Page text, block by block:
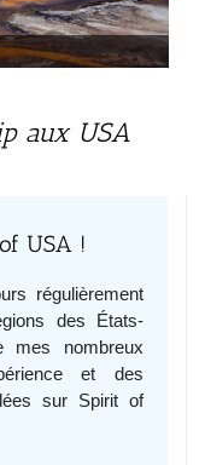
aux USA
USA !
régulièrement
des États-
nombreux
et des
sur Spirit of